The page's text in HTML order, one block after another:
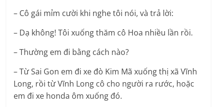
– Cô gái mỉm cười khi nghe tôi nói, và trả lời:
– Dạ không! Tôi xuống thăm cô Hoa nhiều lần rồi.
– Thường em đi bằng cách nào?
– Từ Sai Gon em đi xe đò Kim Mã xuống thị xã Vĩnh
Long, rồi từ Vĩnh Long cô cho người ra rước, hoặc
em đi xe honda ôm xuống đó.